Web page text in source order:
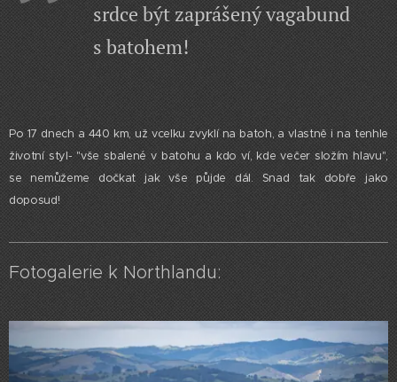
srdce být zaprášený vagabund
s batohem!
Po 17 dnech a 440 km, už vcelku zvyklí na batoh, a vlastně i na tenhle
životní styl- "vše sbalené v batohu a kdo ví, kde večer složím hlavu",
se nemůžeme dočkat jak vše půjde dál. Snad tak dobře jako
doposud!
Fotogalerie k Northlandu: